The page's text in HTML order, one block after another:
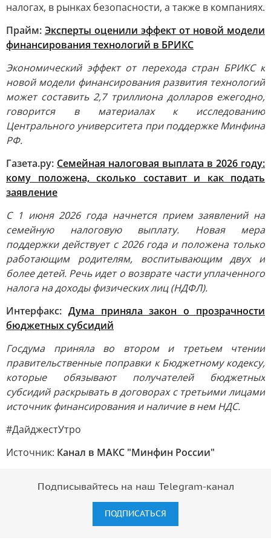
налогах, в рынках безопасности, а также в компаниях.
Прайм: Эксперты оценили эффект от новой модели
финансирования технологий в БРИКС
Экономический эффект от перехода стран БРИКС к
новой модели финансирования развития технологий
может составить 2,7 триллиона долларов ежегодно,
говорится в материалах к исследованию
Центрального университета при поддержке Минфина
РФ.
Газета.ру: Семейная налоговая выплата в 2026 году:
кому положена, сколько составит и как подать
заявление
С 1 июня 2026 года начнется прием заявлений на
семейную налоговую выплату. Новая мера
поддержки действует с 2026 года и положена только
работающим родителям, воспитывающим двух и
более детей. Речь идет о возврате части уплаченного
налога на доходы физических лиц (НДФЛ).
Интерфакс: Дума приняла закон о прозрачности
бюджетных субсидий
Госдума приняла во втором и третьем чтении
правительственные поправки к Бюджетному кодексу,
которые обязывают получателей бюджетных
субсидий раскрывать в договорах с третьими лицами
источник финансирования и наличие в нем НДС.
#ДайджестУтро
Источник: Канал в МАКС "Минфин России"
Подписывайтесь на наш Telegram-канал
ПОДПИСАТЬСЯ